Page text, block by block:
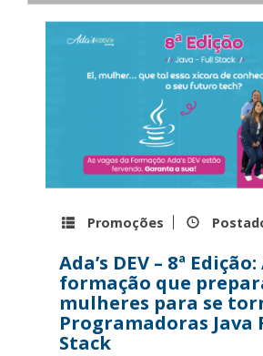
Promoções
Ada’s DEV – 8ª Edição:
formação que
mulheres para se
Programadoras Java
Stack